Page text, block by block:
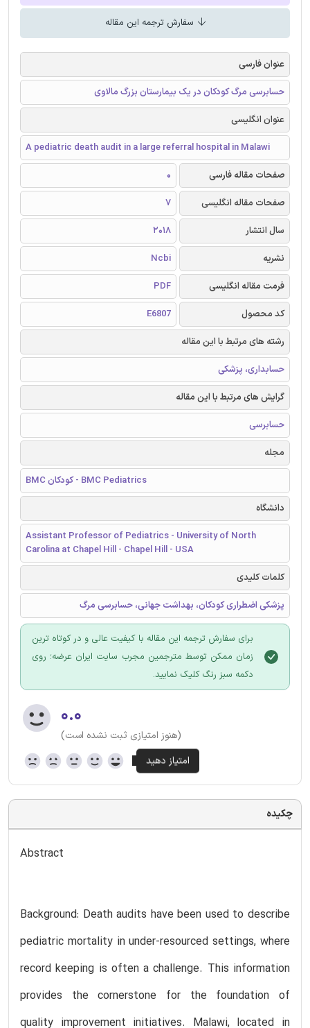
سفارش ترجمه این مقاله
عنوان فارسی
حسابرسی مرگ کودکان در یک بیمارستان بزرگ مالاوی
عنوان انگلیسی
A pediatric death audit in a large referral hospital in Malawi
صفحات مقاله فارسی
0
صفحات مقاله انگلیسی
7
سال انتشار
2018
نشریه
Ncbi
فرمت مقاله انگلیسی
PDF
کد محصول
E6807
رشته های مرتبط با این مقاله
حسابداری، پزشکی
گرایش های مرتبط با این مقاله
حسابرسی
مجله
BMC کودکان - BMC Pediatrics
دانشگاه
Assistant Professor of Pediatrics - University of North
Carolina at Chapel Hill - Chapel Hill - USA
کلمات کلیدی
پزشکی اضطراری کودکان، بهداشت جهانی، حسابرسی مرگ
برای سفارش ترجمه این مقاله با کیفیت عالی و در کوتاه ترین
زمان ممکن توسط مترجمین مجرب سایت ایران عرضه؛ روی
دکمه سبز رنگ کلیک نمایید.
۰.۰
(هنوز امتیازی ثبت نشده است)
چکیده
Abstract
Background: Death audits have been used to describe
pediatric mortality in under-resourced settings, where
record keeping is often a challenge. This information
provides the cornerstone for the foundation of
quality improvement initiatives. Malawi, located in